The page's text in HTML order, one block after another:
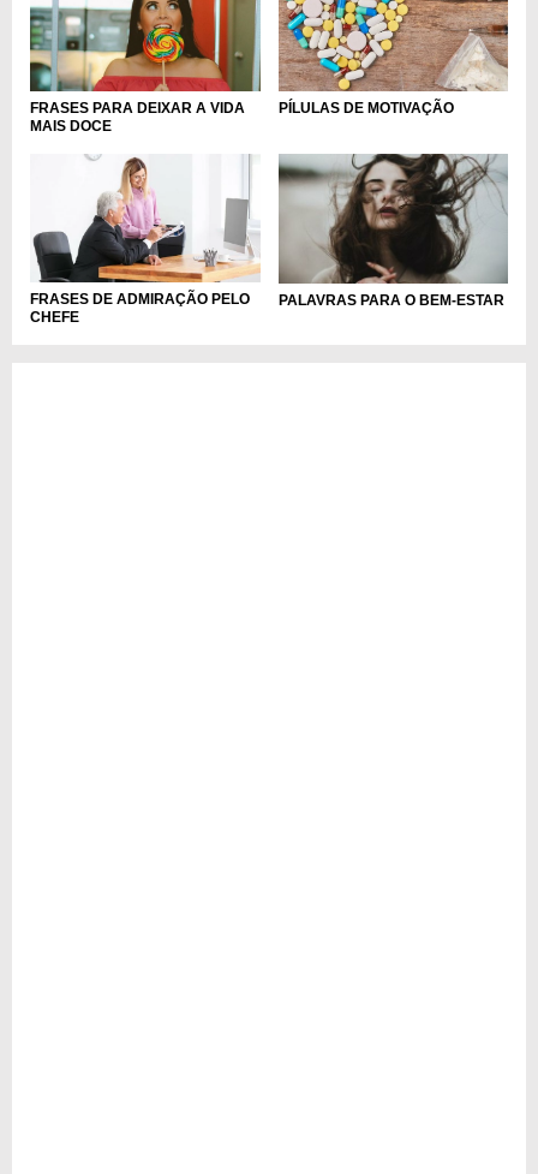
FRASES PARA DEIXAR A VIDA
MAIS DOCE
PÍLULAS DE MOTIVAÇÃO
FRASES DE ADMIRAÇÃO PELO
CHEFE
PALAVRAS PARA O BEM-ESTAR